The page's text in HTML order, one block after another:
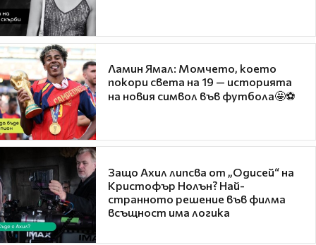
Ламин Ямал: Момчето, което
покори света на 19 — историята
на новия символ във футбола🤩⚽
Защо Ахил липсва от „Одисей“ на
Кристофър Нолън? Най-
странното решение във филма
всъщност има логика